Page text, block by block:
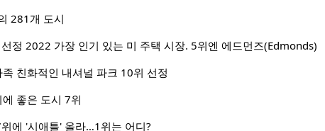
281개 도시
정 2022 가장 인기 있는 미 주택 시장. 5위엔 에드먼즈(Edmonds)
친화적인 내셔널 파크 10위 선정
좋은 도시 7위
에 '시애틀' 올라…1위는 어디?